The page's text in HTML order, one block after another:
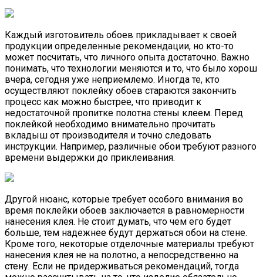
Каждый изготовитель обоев прикладывает к своей
продукции определенные рекомендации, но кто-то
может посчитать, что личного опыта достаточно. Важно
понимать, что технологии меняются и то, что было хорош
вчера, сегодня уже неприемлемо. Иногда те, кто
осуществляют поклейку обоев стараются закончить
процесс как можно быстрее, что приводит к
недостаточной пропитке полотна стены клеем. Перед
поклейкой необходимо внимательно прочитать
вкладыш от производителя и точно следовать
инструкции. Например, различные обои требуют разного
времени выдержки до приклеивания.
Другой нюанс, которые требует особого внимания во
время поклейки обоев заключается в равномерности
нанесения клея. Не стоит думать, что чем его будет
больше, тем надежнее будут держаться обои на стене.
Кроме того, некоторые отделочные материалы требуют
нанесения клея не на полотно, а непосредственно на
стену. Если не придерживаться рекомендаций, тогда